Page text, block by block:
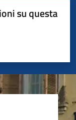
su questa